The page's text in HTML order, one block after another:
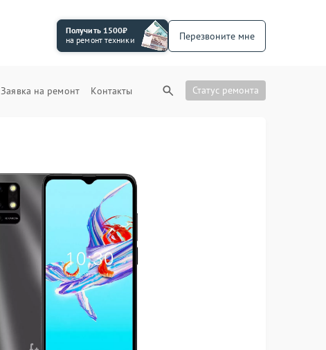
Получить 1500₽
на ремонт техники
Перезвоните мне
Заявка на ремонт Контакты Статус ремонта